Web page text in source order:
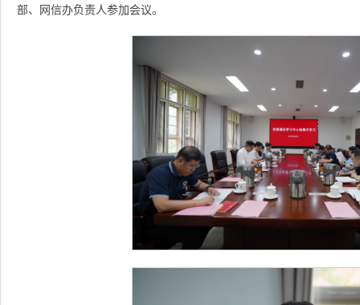
部、网信办负责人参加会议。